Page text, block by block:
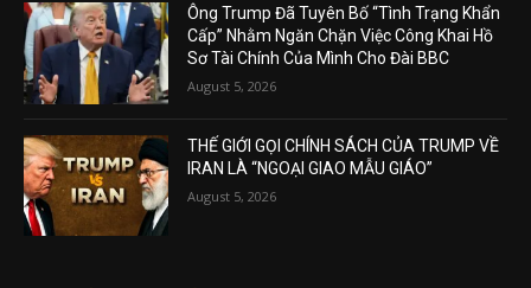
Ông Trump Đã Tuyên Bố “Tình Trạng Khẩn
Cấp” Nhằm Ngăn Chặn Việc Công Khai Hồ
Sơ Tài Chính Của Mình Cho Đài BBC
August 5, 2026
THẾ GIỚI GỌI CHÍNH SÁCH CỦA TRUMP VỀ
IRAN LÀ “NGOẠI GIAO MẪU GIÁO”
August 5, 2026